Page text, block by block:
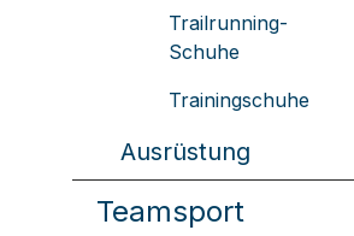
Trailrunning-
Schuhe
Trainingschuhe
Ausrüstung
Teamsport